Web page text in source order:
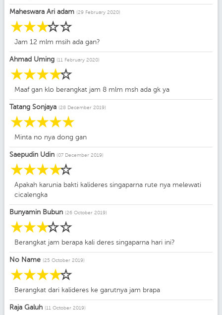
Maheswara Ari adam (29 February 2020)
☆
☆
☆
☆
☆
Jam 12 mlm msih ada gan?
Ahmad Uming (11 February 2020)
☆
☆
☆
☆
☆
Maaf gan klo berangkat jam 8 mlm msh ada gk ya
Tatang Sonjaya (28 December 2019)
☆
☆
☆
☆
☆
Minta no nya dong gan
Saepudin Udin (07 December 2019)
☆
☆
☆
☆
☆
Apakah karunia bakti kalideres singaparna rute nya melewati
cicalengka
Bunyamin Bubun (26 October 2019)
☆
☆
☆
☆
☆
Berangkat jam berapa kali deres singaparna hari ini?
No Name (25 October 2019)
☆
☆
☆
☆
☆
Berangkat dari kalideres ke garutnya jam brapa
Raja Galuh (11 October 2019)